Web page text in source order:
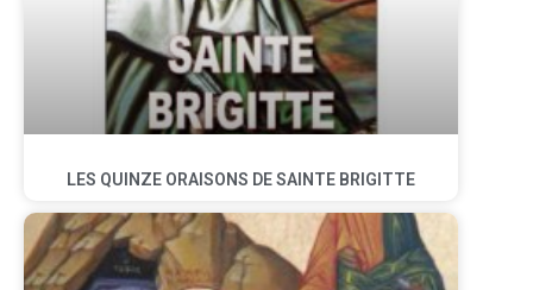
LES QUINZE ORAISONS DE SAINTE BRIGITTE